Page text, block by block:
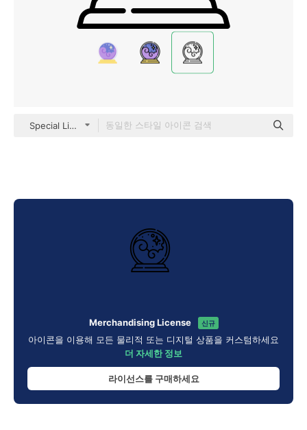
Special Lineal
Merchandising License 신규
아이콘을 이용해 모든 물리적 또는 디지털 상품을 커스텀하세요
더 자세한 정보
라이선스를 구매하세요